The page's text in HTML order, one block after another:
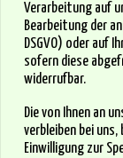
Verarbeitung auf
Bearbeitung der
DSGVO) oder auf
sofern diese
widerrufbar.
Die von Ihnen an
verbleiben bei uns,
Einwilligung zur